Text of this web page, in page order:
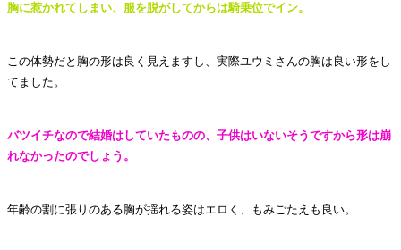
胸に惹かれてしまい、服を脱がしてからは騎乗位でイン。
この体勢だと胸の形は良く見えますし、実際ユウミさんの胸は良い形をし
てました。
バツイチなので結婚はしていたものの、子供はいないそうですから形は崩
れなかったのでしょう。
年齢の割に張りのある胸が揺れる姿はエロく、もみごたえも良い。